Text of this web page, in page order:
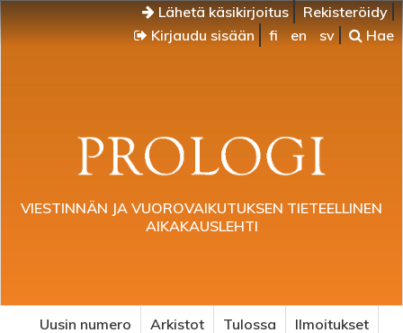
Lähetä käsikirjoitus
Rekisteröidy
Kirjaudu sisään
fi en sv Hae
VIESTINNÄN JA VUOROVAIKUTUKSEN TIETEELLINEN
AIKAKAUSLEHTI
Uusin numero Arkistot Tulossa
Ilmoitukset